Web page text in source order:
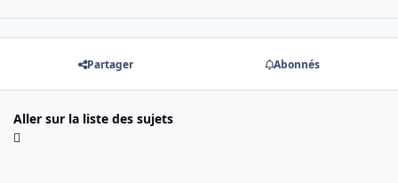
Partager Abonnés
Aller sur la liste des sujets